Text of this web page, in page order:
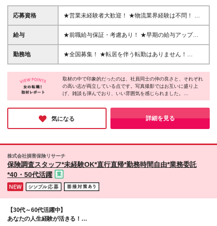
応募資格
★営業未経験者大歓迎！ ★物流業界経験は不問！ ★
学歴不問！ ★第二新卒歓迎！ ★ブランクOK！ ＼こん
な方にピッタリです！／ ・「圧倒的No.1」を目指す
をつけて全力で楽しみたい方 ・チームワークを大切
にし、コミュニケーションが好きな方 ・社会貢献性
給与
★前職給与保証・考慮あり！ ★早期の給与アップが
可能です 月給24万9113円以上＋賞与年2回＋各種手
当 ※経験やスキルを考慮し決定します。 ※上記給与に
与・待遇に差異はありません）
勤務地
★全国募集！ ★転居を伴う転勤はありません！
★U・Iターン歓迎！ ＼本社／ 東京都新宿区西新宿1-
20-3 西新宿髙木ビル2階 ＼希望の拠点・営業所に配
属します！／ 【北海道・東北エリア】 北海道札幌
市、宮城県仙台市、福島県郡山市 【北信越エリア】
新潟県新潟市、石川県金沢市 【関東エリア】 東京都
新宿区、東京都立川市、神奈川県横浜市、神奈川県厚
木市、埼玉県さいたま市、埼玉県所沢市、埼玉県春日
部市、栃木県宇都宮市、群馬県高崎市、千葉県千葉
奈良県奈良市 【中国・四国エリア】 広島県広島市、
福岡県福岡市、福岡県北九州市、熊本県熊本市、宮崎
取材の中で印象的だったのは、社員同士の仲の良さと、それぞれ
の高い志が両立している点です。写真撮影ではお互いに盛り上
げ、雑談も弾んでおり、いい雰囲気を感じられました。
インタビューでは、物流のインフラを支える、圧倒的なナンバー
1になって業界を変えていくという熱量とそれに伴うやりがいを
口々にお話ししていました。大きな目標を追う楽しさ、協力し合
うチームワークがあり、理想的な空気間なのではないでしょう
か。
気になる 詳細を見る
株式会社損害保険リサーチ
保険調査スタッフ*未経験OK*直行直帰*勤務時間自由*業務委託
*40・50代活躍
【30代～60代活躍中】
あなたの人生経験が活きる！